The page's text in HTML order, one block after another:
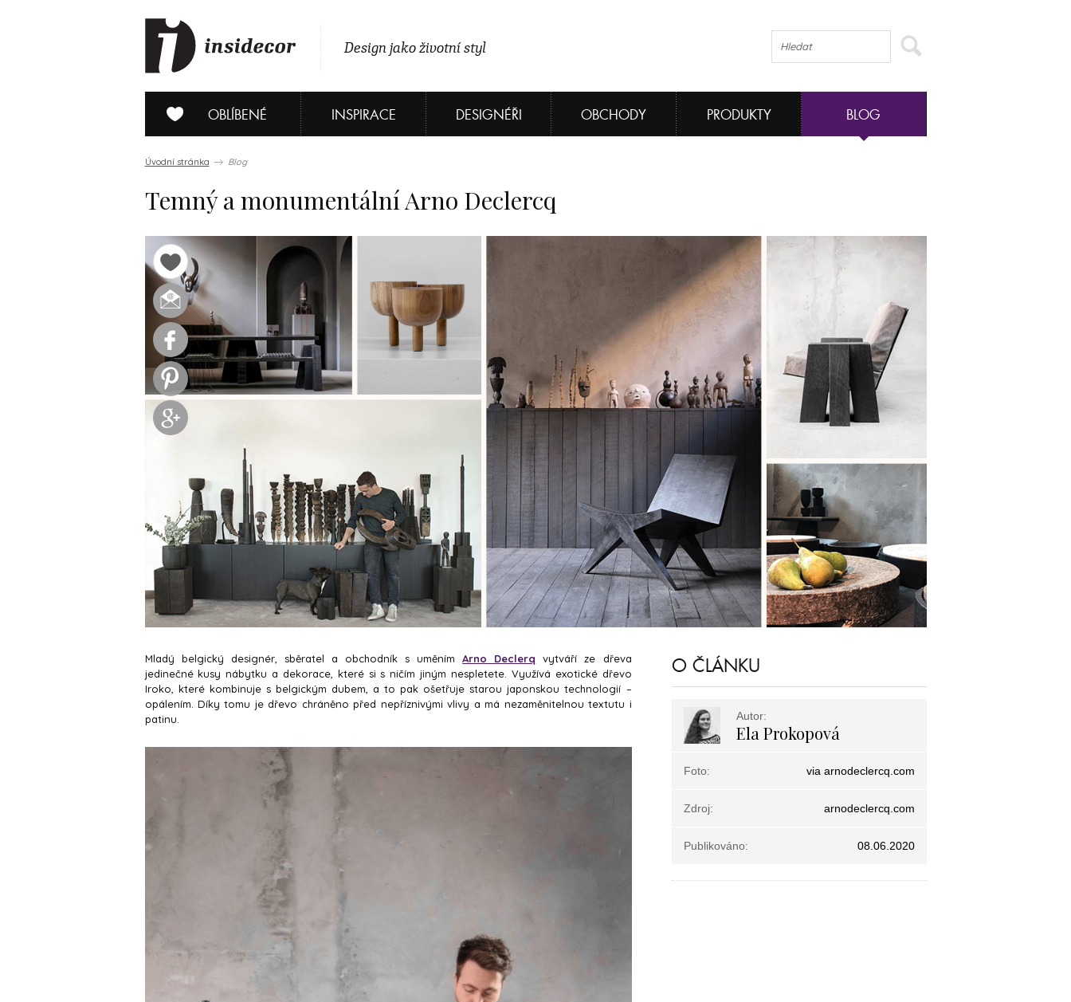
Design jako životní styl
OBLÍBENÉ INSPIRACE DESIGNÉŘI OBCHODY PRODUKTY BLOG
Úvodní stránka Blog
Temný a monumentální Arno Declercq
Mladý belgický designér, sběratel a obchodník s uměnímArno Declerq
vytváří ze dřeva
jedinečné kusy nábytku a dekorace, které si s ničím jiným nespletete. Využívá exotické dřevo
Iroko, které kombinuje s belgickým dubem, a to pak ošetřuje starou japonskou technologií –
opálením. Díky tomu je dřevo chráněno před nepříznivými vlivy a má nezaměnitelnou textutu i
patinu.
O ČLÁNKU
Autor:
Ela Prokopová
Foto: via arnodeclercq.com
Zdroj: arnodeclercq.com
Publikováno: 08.06.2020